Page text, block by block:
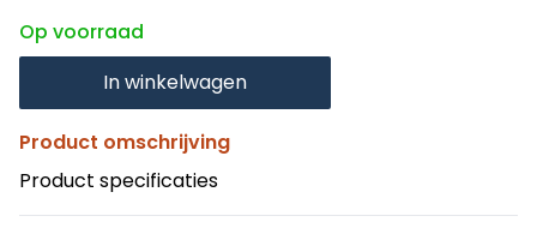
Op voorraad
In winkelwagen
Product omschrijving
Product specificaties